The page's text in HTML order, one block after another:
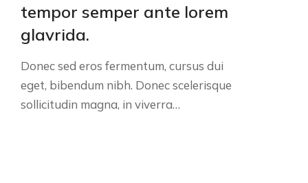
tempor semper ante lorem
glavrida.
Donec sed eros fermentum, cursus dui
eget, bibendum nibh. Donec scelerisque
sollicitudin magna, in viverra…